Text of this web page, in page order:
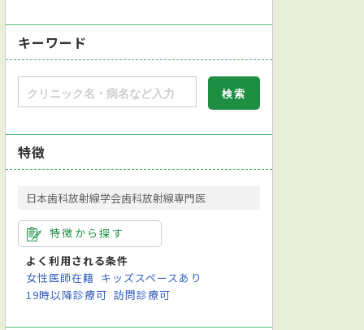
キーワード
特徴
日本歯科放射線学会歯科放射線専門医
特徴から探す
よく利用される条件
女性医師在籍 キッズスペースあり
19時以降診療可 訪問診療可